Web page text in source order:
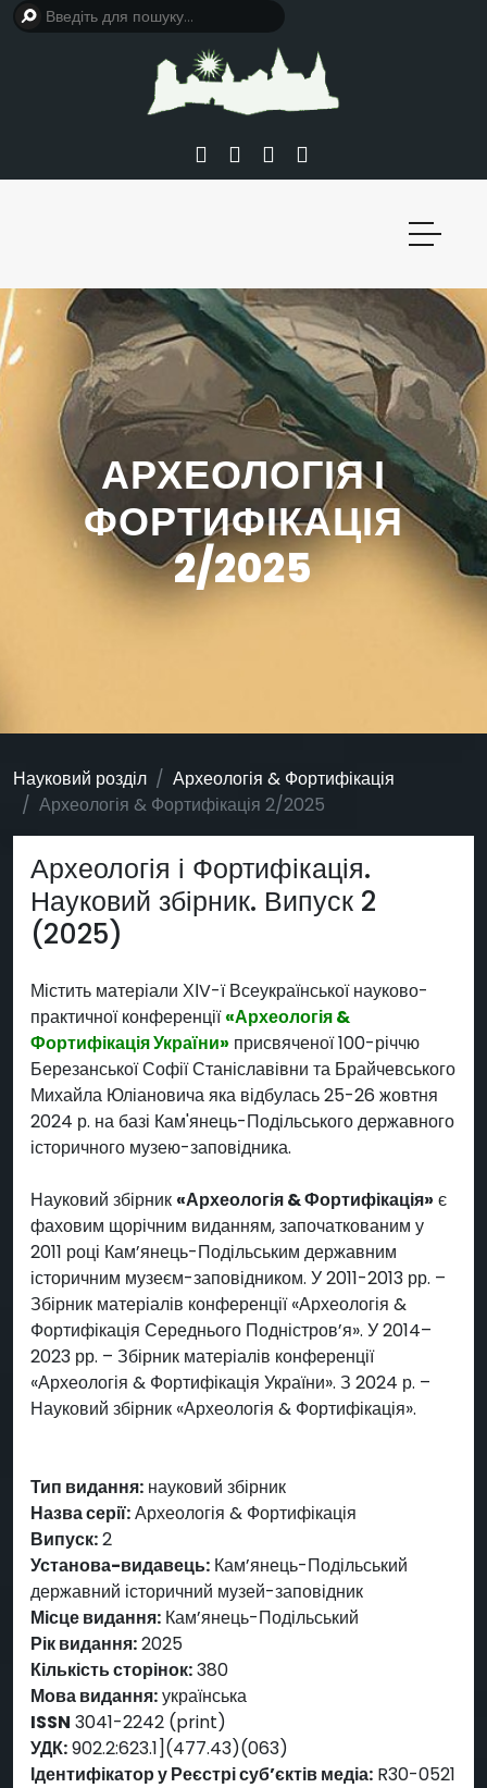
АРХЕОЛОГІЯ І
ФОРТИФІКАЦІЯ
2/2025
Науковий розділ
Археологія & Фортифікація
Археологія & Фортифікація 2/2025
Археологія і Фортифікація.
Науковий збірник. Випуск 2
(2025)
Містить матеріали ХІV-ї Всеукраїнської науково-
практичної конференції«Археологія &
Фортифікація України» присвяченої 100-річчю
Березанської Софії Станіславівни та Брайчевського
Михайла Юліановича яка відбулась 25-26 жовтня
2024 р. на базі Кам'янець-Подільського державного
історичного музею-заповідника.
Науковий збірник «Археологія & Фортифікація» є
фаховим щорічним виданням, започаткованим у
2011 році Кам’янець-Подільським державним
історичним музеєм-заповідником. У 2011-2013 рр. –
Збірник матеріалів конференції «Археологія &
Фортифікація Середнього Подністров’я». У 2014–
2023 рр. – Збірник матеріалів конференції
«Археологія & Фортифікація України». З 2024 р. –
Науковий збірник «Археологія & Фортифікація».
Тип видання: науковий збірник
Назва серії:Археологія & Фортифікація
Випуск:2
Установа-видавець: Кам’янець-Подільський
державний історичний музей-заповідник
Місце видання: Кам’янець-Подільський
Рік видання:2025
Кількість сторінок:380
Мова видання:українська
ISSN 3041-2242 (print)
УДК:902.2:623.1](477.43)(063)
Ідентифікатор у Реєстрі суб’єктів медіа: R30-0521